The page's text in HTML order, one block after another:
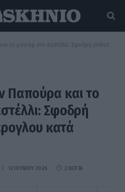
στο Καστέλλι: Σφοδρή επίθεση Κεγκέρογλου κατά Διδασκάλου
Παπούρα και το
Σφοδρή
κατά
12 ΙΟΥΝΊΟΥ 2026 2 ΛΕΠΤΆ